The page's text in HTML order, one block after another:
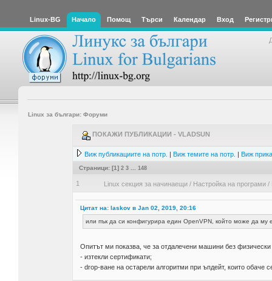
Linux-BG Начало Помощ Търси Календар Вход
Linux за българи: Форуми
ПОКАЖИ ПУБЛИКАЦИИ - VLADSUN
Виж публикациите на потр. | Виж темите на потр. | Виж
Страници: [1] 2 3 148
1 Linux секция за начинаещи/ Настройка на програми/
Цитат на: laskov в Jan 02, 2019, 20:16
или пък да си конфигурира един OpenVPN, който може да му
Опитът ми показва, че за отдалечени машини без
- изтекли сертификати;
- drop-ване на остарели алгоритми при ъпдейт, които обаче